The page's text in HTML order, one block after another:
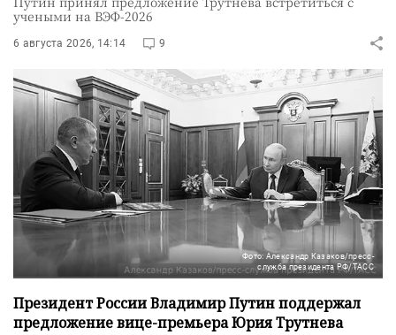
учеными на ВЭФ-2026
6 августа 2026, 14:14 9
Фото: Александр Казаков/пресс-
служба президента РФ/ТАСС
Президент России Владимир Путин поддержал
предложение вице-премьера Юрия Трутнева